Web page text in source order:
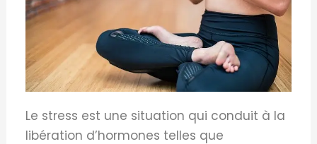
Le stress est une situation qui conduit à la
libération d’hormones telles que